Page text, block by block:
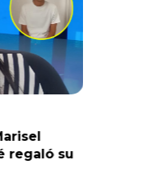
regaló su